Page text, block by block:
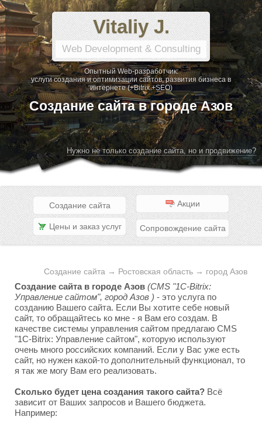
Vitaliy J.
Web Development & Consulting
Опытный Web-разработчик:
услуги создания и оптимизации сайтов, развития бизнеса в
интернете (+Bitrix +SEO)
Создание сайта в городе Азов
Нужно не только создание сайта, но и продвижение?
Создание сайта Акции
Цены и заказ услуг Сопровождение сайта
Создание сайта → Ростовская область → город Азов
Создание сайта в городе Азов (CMS "1C-Bitrix:
Управление сайтом", город Азов ) - это услуга по
созданию Вашего сайта. Если Вы хотите себе новый
сайт, то обращайтесь ко мне - я Вам его создам. В
качестве системы управления сайтом предлагаю CMS
"1C-Bitrix: Управление сайтом", которую используют
очень много российских компаний. Если у Вас уже есть
сайт, но нужен какой-то дополнительный функционал, то
я так же могу Вам его реализовать.
Сколько будет цена создания такого сайта? Всё
зависит от Ваших запросов и Вашего бюджета.
Например: